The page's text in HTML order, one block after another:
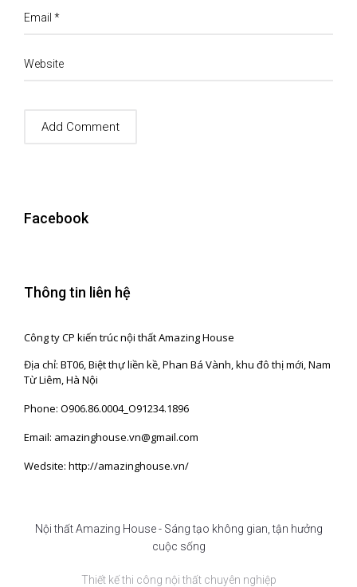
Email *
Website
Facebook
Thông tin liên hệ
Công ty CP kiến trúc nội thất Amazing House
Địa chỉ: BT06, Biệt thự liền kề, Phan Bá Vành, khu đô thị mới, Nam
Từ Liêm, Hà Nội
Phone: O906.86.0004_O91234.1896
Email: amazinghouse.vn@gmail.com
Wedsite: http://amazinghouse.vn/
Nội thất Amazing House - Sáng tạo không gian, tận hưởng
cuộc sống
Thiết kế thi công nội thất chuyên nghiệp